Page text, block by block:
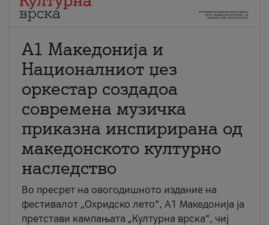
А1 Македонија и
Националниот џез
оркестар создадоа
современа музичка
приказна инспирирана од
македонското културно
наследство
Во пресрет на овогодишното издание на
фестивалот „Охридско лето“, А1 Македонија ја
претстави кампањата „Културна врска“, чиј